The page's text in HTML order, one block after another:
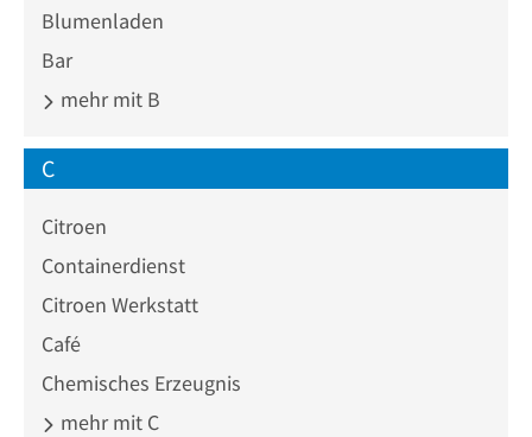
Blumenladen
Bar
mehr mit B
C
Citroen
Containerdienst
Citroen Werkstatt
Café
Chemisches Erzeugnis
mehr mit C